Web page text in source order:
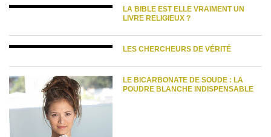
LA BIBLE EST ELLE VRAIMENT UN
LIVRE RELIGIEUX ?
LES CHERCHEURS DE VÉRITÉ
LE BICARBONATE DE SOUDE : LA
POUDRE BLANCHE INDISPENSABLE